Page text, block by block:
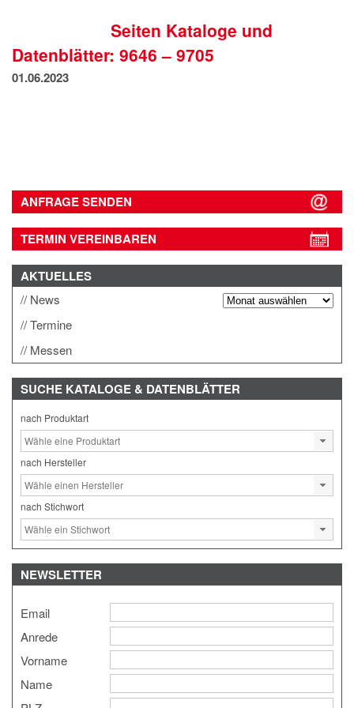
DATENSCHUTZSeiten Kataloge und
Datenblätter: 9646 – 9705
01.06.2023
ANFRAGE SENDEN
TERMIN VEREINBAREN
AKTUELLES
News
Termine
Messen
SUCHE KATALOGE & DATENBLÄTTER
nach Produktart
nach Hersteller
nach Stichwort
NEWSLETTER
Email
Anrede
Vorname
Name